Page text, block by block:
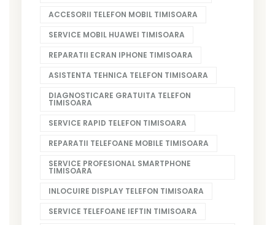
ACCESORII TELEFON MOBIL TIMISOARA
SERVICE MOBIL HUAWEI TIMISOARA
REPARATII ECRAN IPHONE TIMISOARA
ASISTENTA TEHNICA TELEFON TIMISOARA
DIAGNOSTICARE GRATUITA TELEFON
TIMISOARA
SERVICE RAPID TELEFON TIMISOARA
REPARATII TELEFOANE MOBILE TIMISOARA
SERVICE PROFESIONAL SMARTPHONE
TIMISOARA
INLOCUIRE DISPLAY TELEFON TIMISOARA
SERVICE TELEFOANE IEFTIN TIMISOARA